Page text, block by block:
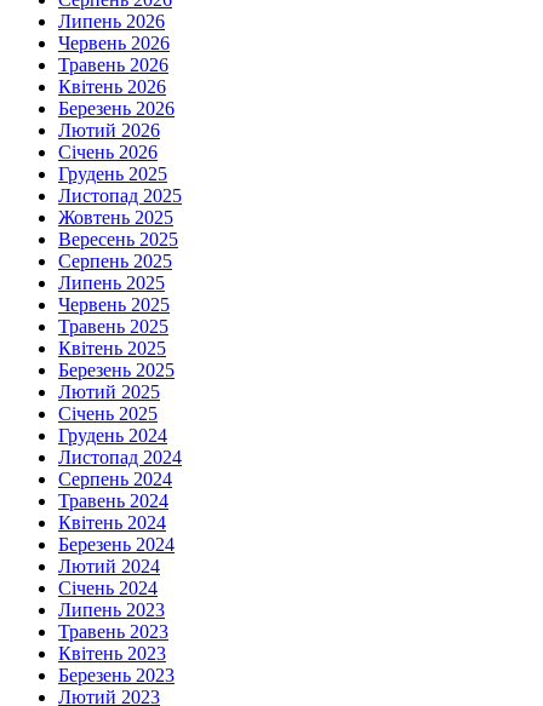
Липень 2026
Червень 2026
Травень 2026
Квітень 2026
Березень 2026
Лютий 2026
Січень 2026
Грудень 2025
Листопад 2025
Жовтень 2025
Вересень 2025
Серпень 2025
Липень 2025
Червень 2025
Травень 2025
Квітень 2025
Березень 2025
Лютий 2025
Січень 2025
Грудень 2024
Листопад 2024
Серпень 2024
Травень 2024
Квітень 2024
Березень 2024
Лютий 2024
Січень 2024
Липень 2023
Травень 2023
Квітень 2023
Березень 2023
Лютий 2023